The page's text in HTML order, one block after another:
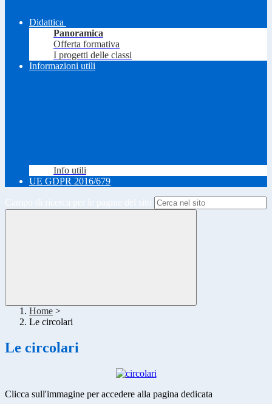
Didattica
Panoramica
Offerta formativa
I progetti delle classi
Informazioni utili
Info utili
UE GDPR 2016/679
Home >
Le circolari
Le circolari
Clicca sull'immagine per accedere alla pagina dedicata